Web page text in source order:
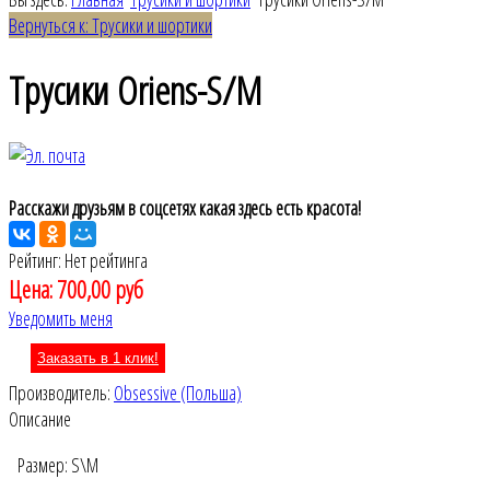
Вернуться к: Трусики и шортики
Трусики Oriens-S/M
Расскажи друзьям в соцсетях какая здесь есть красота!
Рейтинг: Нет рейтинга
Цена:700,00 руб
Уведомить меня
Заказать в 1 клик!
Производитель: Obsessive (Польша)
Описание
Размер: S\M